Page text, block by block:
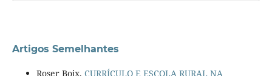
Artigos Semelhantes
Roser Boix, CURRÍCULO E ESCOLA RURAL NA